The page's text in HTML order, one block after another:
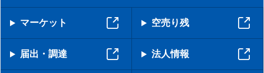
マーケット 空売り残
届出・調達 法人情報